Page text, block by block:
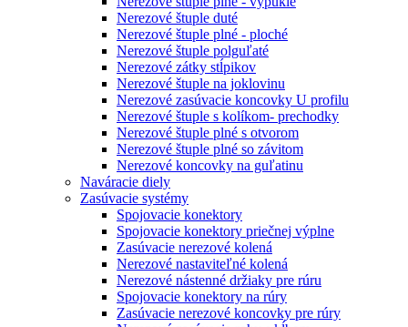
Nerezové štuple duté
Nerezové štuple plné - ploché
Nerezové štuple polguľaté
Nerezové zátky stĺpikov
Nerezové štuple na joklovinu
Nerezové zasúvacie koncovky U profilu
Nerezové štuple s kolíkom- prechodky
Nerezové štuple plné s otvorom
Nerezové štuple plné so závitom
Nerezové koncovky na guľatinu
Naváracie diely
Zasúvacie systémy
Spojovacie konektory
Spojovacie konektory priečnej výplne
Zasúvacie nerezové kolená
Nerezové nastaviteľné kolená
Nerezové nástenné držiaky pre rúru
Spojovacie konektory na rúry
Zasúvacie nerezové koncovky pre rúry